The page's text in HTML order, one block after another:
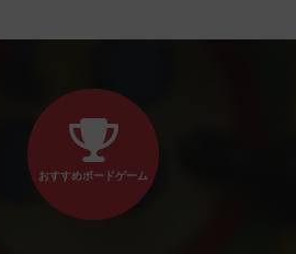
おすすめボードゲーム